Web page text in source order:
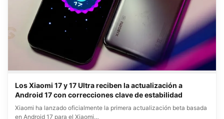
Los Xiaomi 17 y 17 Ultra reciben la actualización a
Android 17 con correcciones clave de estabilidad
Xiaomi ha lanzado oficialmente la primera actualización beta basada
en Android 17 para el Xiaomi…